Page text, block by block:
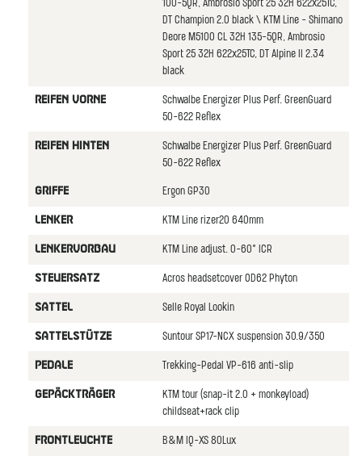
100-5QR, Ambrosio Sport 25 32H 622x25TC,
DT Champion 2.0 black \ KTM Line - Shimano
Deore M5100 CL 32H 135-5QR, Ambrosio
Sport 25 32H 622x25TC, DT Alpine II 2.34
black
REIFEN VORNE
Schwalbe Energizer Plus Perf. GreenGuard
50-622 Reflex
REIFEN HINTEN
Schwalbe Energizer Plus Perf. GreenGuard
50-622 Reflex
GRIFFE Ergon GP30
LENKER KTM Line rizer20 640mm
LENKERVORBAU KTM Line adjust. 0-60° ICR
STEUERSATZ Acros headsetcover OD62 Phyton
SATTEL Selle Royal Lookin
SATTELSTüTZE Suntour SP17-NCX suspension 30.9/350
PEDALE Trekking-Pedal VP-616 anti-slip
GEPäCKTRäGER
KTM tour (snap-it 2.0 + monkeyload)
childseat+rack clip
FRONTLEUCHTE B&M IQ-XS 80Lux